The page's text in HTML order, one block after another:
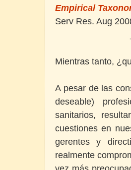
Empirical
Serv Res. Aug
Mientras tanto,
A pesar de las
deseable)
sanitarios,
cuestiones en
gerentes y
realmente